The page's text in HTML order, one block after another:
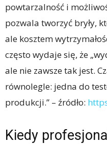
powtarzalność i
pozwala tworzyć bryły,
ale kosztem
często wydaje się, że
ale nie zawsze tak jest.
równolegle: jedna do
produkcji.” – źródło:
Kiedy